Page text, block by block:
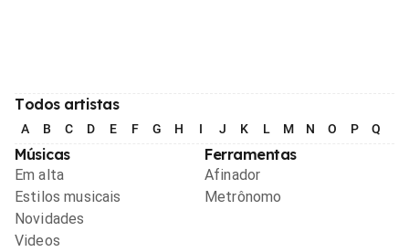
Todos artistas
A B C D E F G H I J K L M N O P Q
Músicas
Em alta
Estilos musicais
Novidades
Videos
Ferramentas
Afinador
Metrônomo